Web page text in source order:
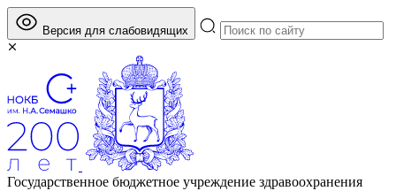
Версия для слабовидящих
Государственное бюджетное учреждение здравоохранения